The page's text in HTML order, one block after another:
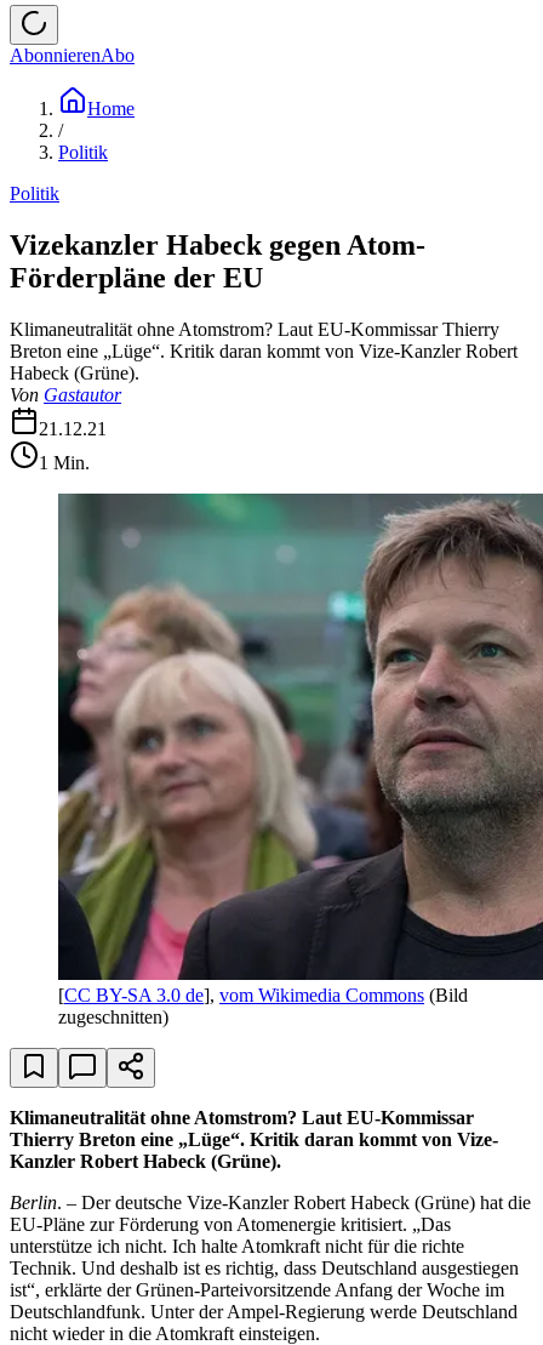
AbonnierenAbo
Home
/
Politik
Politik
Vizekanzler Habeck gegen Atom-
Förderpläne der EU
Klimaneutralität ohne Atomstrom? Laut EU-Kommissar Thierry
Breton eine „Lüge“. Kritik daran kommt von Vize-Kanzler Robert
Habeck (Grüne).
Von Gastautor
21.12.21
1 Min.
[CC BY-SA 3.0 de], vom Wikimedia Commons (Bild
zugeschnitten)
Klimaneutralität ohne Atomstrom? Laut EU-Kommissar
Thierry Breton eine „Lüge“. Kritik daran kommt von Vize-
Kanzler Robert Habeck (Grüne).
Berlin. – Der deutsche Vize-Kanzler Robert Habeck (Grüne) hat die
EU-Pläne zur Förderung von Atomenergie kritisiert. „Das
unterstütze ich nicht. Ich halte Atomkraft nicht für die richte
Technik. Und deshalb ist es richtig, dass Deutschland ausgestiegen
ist“, erklärte der Grünen-Parteivorsitzende Anfang der Woche im
Deutschlandfunk. Unter der Ampel-Regierung werde Deutschland
nicht wieder in die Atomkraft einsteigen.